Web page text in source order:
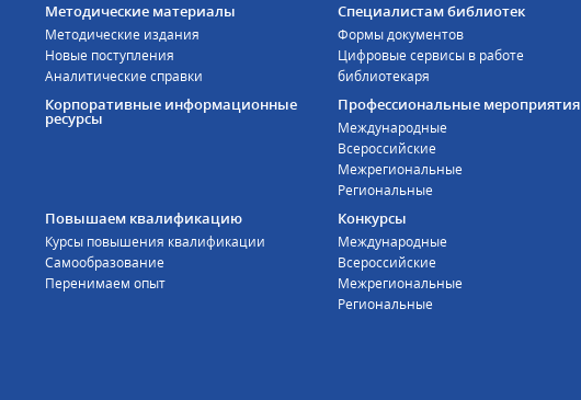
Методические материалы
Методические издания
Новые поступления
Аналитические справки
Специалистам библиотек
Формы документов
Цифровые сервисы в работе
библиотекаря
Корпоративные информационные
ресурсы
Профессиональные мероприятия
Международные
Всероссийские
Межрегиональные
Региональные
Повышаем квалификацию
Курсы повышения квалификации
Самообразование
Перенимаем опыт
Конкурсы
Международные
Всероссийские
Межрегиональные
Региональные